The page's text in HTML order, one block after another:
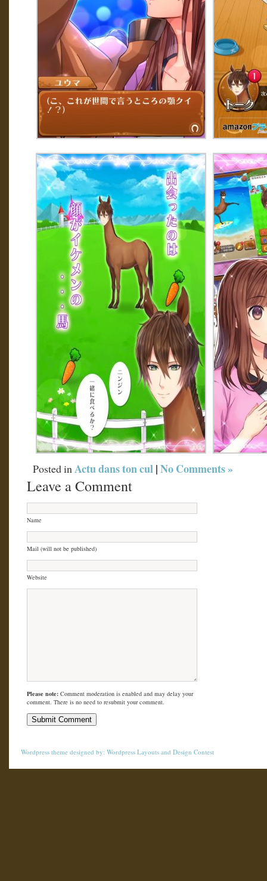
Posted in Actu dans ton cul|No Comments »
Leave a Comment
Name
Mail (will not be published)
Website
Please note: Comment moderation is enabled and may delay your
comment. There is no need to resubmit your comment.
Wordpress theme designed by: Wordpress Layouts and Design Contest